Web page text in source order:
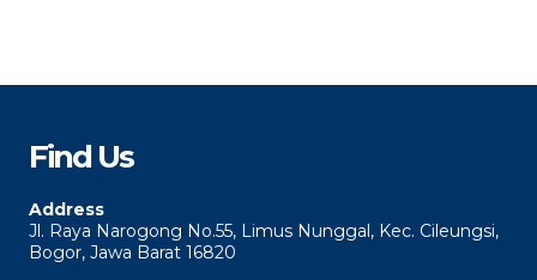
Find Us
Address
Jl. Raya Narogong No.55, Limus Nunggal, Kec. Cileungsi,
Bogor, Jawa Barat 16820